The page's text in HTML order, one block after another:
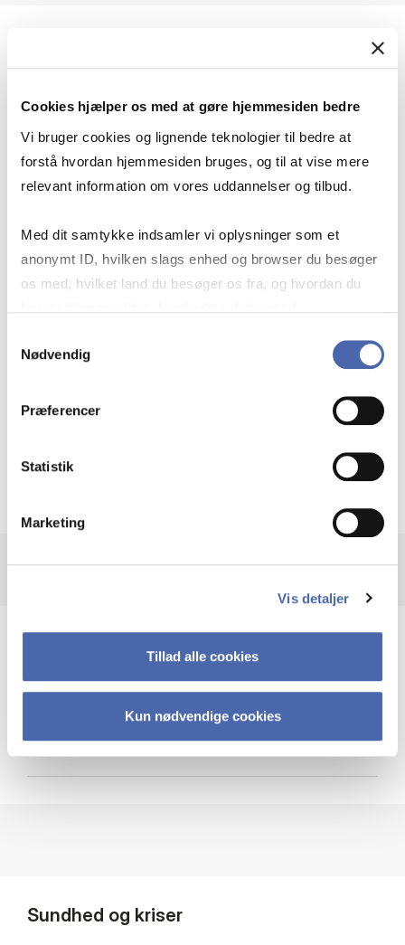
Cookies hjælper os med at gøre hjemmesiden bedre
Vi bruger cookies og lignende teknologier til bedre at
forstå hvordan hjemmesiden bruges, og til at vise mere
relevant information om vores uddannelser og tilbud.
Med dit samtykke indsamler vi oplysninger som et
anonymt ID, hvilken slags enhed og browser du besøger
os med, hvilket land du besøger os fra, og hvordan du
markedsføring. Du bestemmer selv - og kan altid trække
Nødvendig
Præferencer
Statistik
Marketing
Vis detaljer
Tillad alle cookies
Kun nødvendige cookies
Geopolitik og businesssikkerhed
navigerer man som virksomhed?
Krigen i Ukraine
Cybersikkerhed
Sundhed og kriser